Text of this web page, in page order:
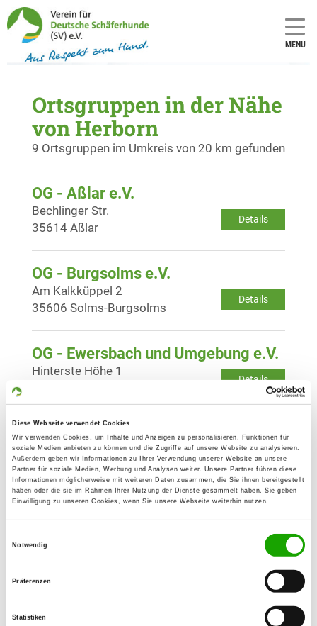
Diese Webseite verwendet Cookies
Wir verwenden Cookies, um Inhalte und Anzeigen zu personalisieren, Funktionen für
soziale Medien anbieten zu können und die Zugriffe auf unsere Website zu analysieren.
Außerdem geben wir Informationen zu Ihrer Verwendung unserer Website an unsere
Partner für soziale Medien, Werbung und Analysen weiter. Unsere Partner führen diese
Informationen möglicherweise mit weiteren Daten zusammen, die Sie ihnen bereitgestellt
haben oder die sie im Rahmen Ihrer Nutzung der Dienste gesammelt haben. Sie geben
Einwilligung zu unseren Cookies, wenn Sie unsere Webseite weiterhin nutzen.
Notwendig
Präferenzen
Statistiken
MENU
Ortsgruppen in der Nähe
von Herborn
9 Ortsgruppen im Umkreis von 20 km gefunden
OG - Aßlar e.V.
Details
Bechlinger Str.
35614 Aßlar
OG - Burgsolms e.V.
Details
Am Kalkküppel 2
35606 Solms-Burgsolms
OG - Ewersbach und Umgebung e.V.
Details
Hinterste Höhe 1
OG - Haiger und Umgebung
Details
Horstraße (zum Haigerfeld)
35708 Haiger
Details
35638 Leun
Details
Im Steinwald 1